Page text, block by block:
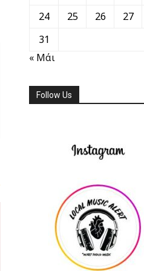
24 25 26 27
31
« Μάι
Follow Us